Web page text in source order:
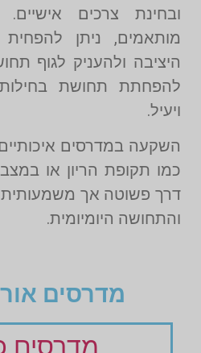
ובחינת צרכים
מותאמים, ניתן
היציבה ולהעניק לגוף
להפחתת תחושת
ויעיל.
השקעה במדרסים
כמו תקופת הריון או
דרך פשוטה אך משמעותית
והתחושה היומיומית.
מדרסים
מדרסים